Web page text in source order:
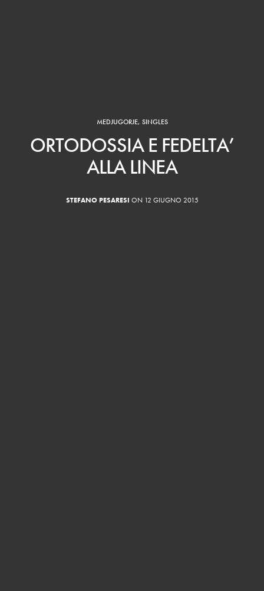
MEDJUGORJE, SINGLES
ORTODOSSIA E FEDELTA’
ALLA LINEA
STEFANO PESARESI ON 12 GIUGNO 2015